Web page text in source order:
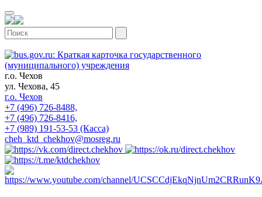
г.о. Чехов
ул. Чехова, 45
г.о. Чехов
+7 (496) 726-8488,
+7 (496) 726-8416,
+7 (989) 191-53-53 (Касса)
cheh_ktd_chekhov@mosreg.ru